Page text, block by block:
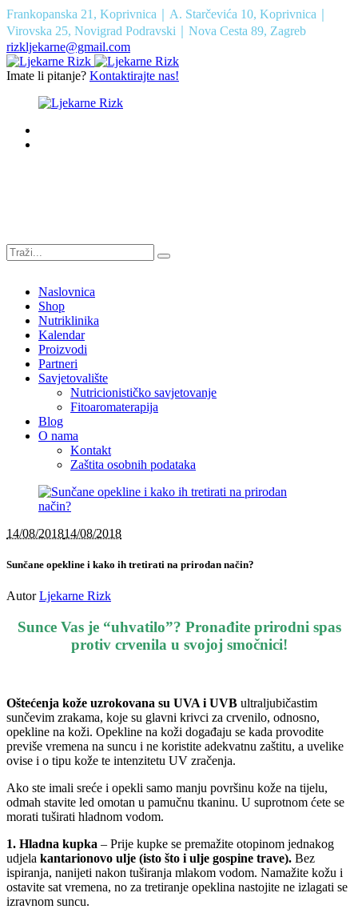
Frankopanska 21, Koprivnica｜A. Starčevića 10, Koprivnica｜
Virovska 25, Novigrad Podravski｜Nova Cesta 89, Zagreb
rizkljekarne@gmail.com
Imate li pitanje? Kontaktirajte nas!
Naslovnica
Shop
Nutriklinika
Kalendar
Proizvodi
Partneri
Savjetovalište
Nutricionističko savjetovanje
Fitoaromaterapija
Blog
O nama
Kontakt
Zaštita osobnih podataka
14/08/201814/08/2018
Sunčane opekline i kako ih tretirati na prirodan način?
AutorLjekarne Rizk
Sunce Vas je “uhvatilo”? Pronađite prirodni spas
protiv crvenila u svojoj smočnici!
Oštećenja kože uzrokovana su UVA i UVB ultraljubičastim
sunčevim zrakama, koje su glavni krivci za crvenilo, odnosno,
opekline na koži. Opekline na koži događaju se kada provodite
previše vremena na suncu i ne koristite adekvatnu zaštitu, a uvelike
ovise i o tipu kože te intenzitetu UV zračenja.
Ako ste imali sreće i opekli samo manju površinu kože na tijelu,
odmah stavite led omotan u pamučnu tkaninu. U suprotnom ćete se
morati tuširati hladnom vodom.
1. Hladna kupka – Prije kupke se premažite otopinom jednakog
udjela kantarionovo ulje (isto što i ulje gospine trave). Bez
ispiranja, nanijeti nakon tuširanja mlakom vodom. Namažite kožu i
ostavite sat vremena, no za tretiranje opeklina nastojite ne izlagati se
izravnom suncu.